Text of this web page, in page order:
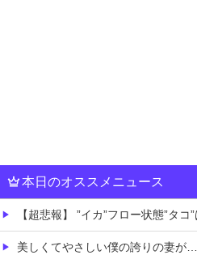
本日のオススメニュース
【超悲報】 ”イカ”フロー状態”タコ
美しくてやさしい僕の誇りの妻が